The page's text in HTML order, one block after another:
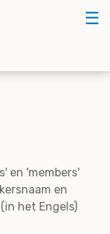
☰
en 'members'
en
het Engels)